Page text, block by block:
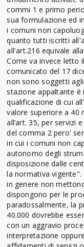
commi 1 e primo
sua formulazione ed
i comuni non
quanto tutti iscritti
all'art.216 equivale
Come va invece letto
comunicato del 17
non sono soggetti
stazione appaltante è
qualificazione di cui
valore superiore a 40
all’art. 35, per servizi
del comma 2 pero'
in cui i comuni non
autonomo degli
disposizione dalle
la normativa
in genere non
dispongono per le
paradossalmente, la
40.000 dovrebbe
con un aggravio
interpretazione